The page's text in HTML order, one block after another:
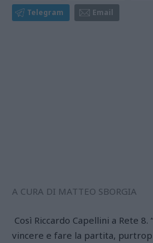
Telegram Email
A CURA DI MATTEO SBORGIA
Così Riccardo Capellini a Rete
vincere e fare la partita,